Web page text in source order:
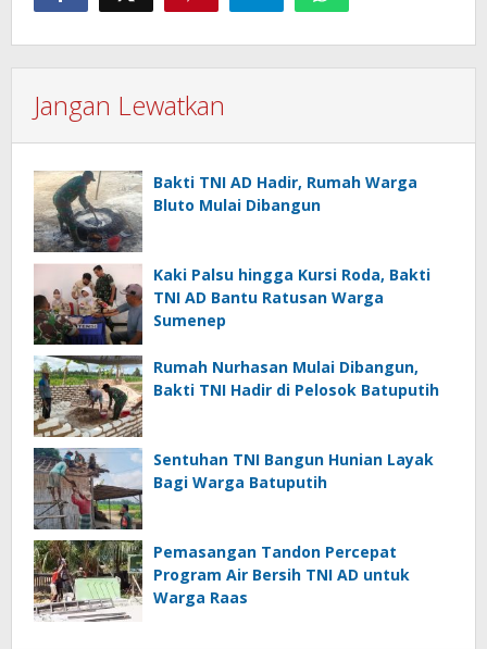
Jangan Lewatkan
Bakti TNI AD Hadir, Rumah Warga
Bluto Mulai Dibangun
Kaki Palsu hingga Kursi Roda, Bakti
TNI AD Bantu Ratusan Warga
Sumenep
Rumah Nurhasan Mulai Dibangun,
Bakti TNI Hadir di Pelosok Batuputih
Sentuhan TNI Bangun Hunian Layak
Bagi Warga Batuputih
Pemasangan Tandon Percepat
Program Air Bersih TNI AD untuk
Warga Raas